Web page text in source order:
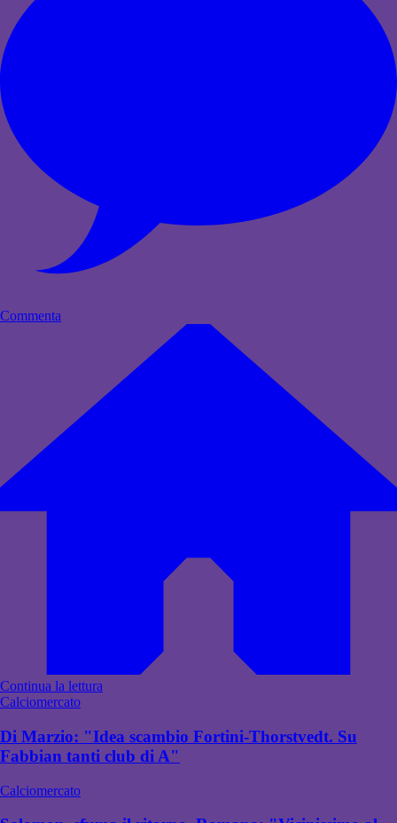
Commenta
Continua la lettura
Calciomercato
Di Marzio: "Idea scambio Fortini-Thorstvedt. Su
Fabbian tanti club di A"
Calciomercato